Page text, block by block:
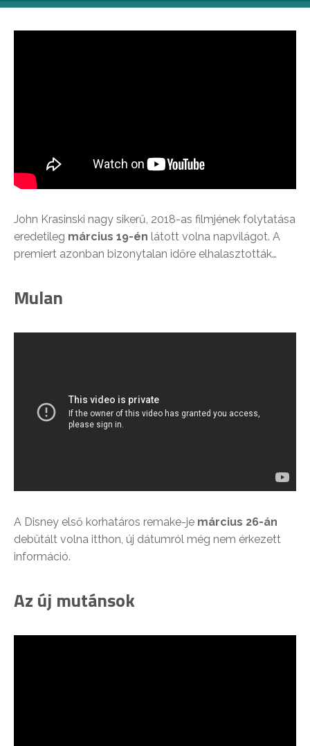
John Krasinski nagy sikerű, 2018-as filmjének folytatása
eredetileg március 19-én látott volna napvilágot. A
premiert azonban bizonytalan időre elhalasztották…
Mulan
A Disney első korhatáros remake-je március 26-án
debütált volna itthon, új dátumról még nem érkezett
információ.
Az új mutánsok